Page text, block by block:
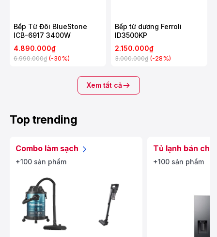
Bếp Từ Đôi BlueStone
ICB-6917 3400W
4.890.000₫
6.990.000₫ (-30%)
Bếp từ dương Ferroli
ID3500KP
2.150.000₫
3.000.000₫ (-28%)
Xem tất cả
Top trending
Combo làm sạch
+100 sản phẩm
Tủ lạnh bán
+100 sản phẩm